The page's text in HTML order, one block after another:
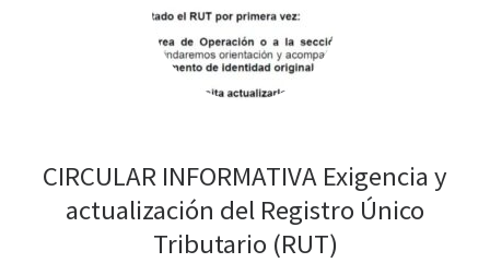
CIRCULAR INFORMATIVA Exigencia y
actualización del Registro Único
Tributario (RUT)